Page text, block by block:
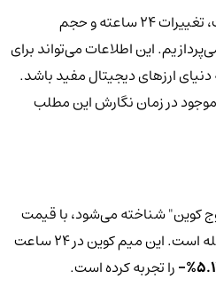
در گزارش روزانه به بررسی قیمت، تغییرات 24 ساعته و حجم
می‌پردازیم. این اطلاعات می‌تواند برای
ارزهای دیجیتال مفید باشد.
در زمان نگارش این مطلب
کوین" شناخته می‌شود، با قیمت
در حال معامله است. این میم کوین در 24 ساعت
را تجربه کرده است.